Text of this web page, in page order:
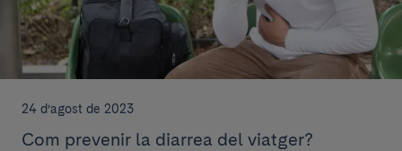
24 d’agost de 2023
Com prevenir la diarrea del viatger?